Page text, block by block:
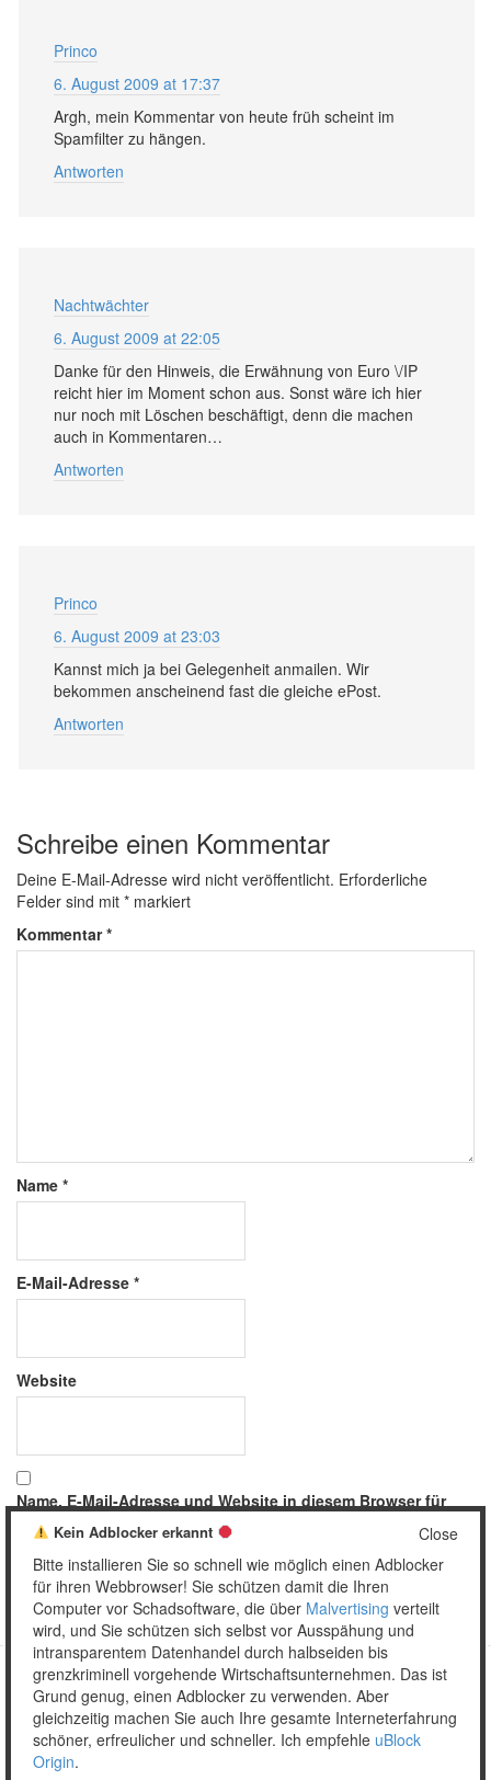
Princo
6. August 2009 at 17:37
Argh, mein Kommentar von heute früh scheint im
Spamfilter zu hängen.
Antworten
Nachtwächter
6. August 2009 at 22:05
Danke für den Hinweis, die Erwähnung von Euro \/IP
reicht hier im Moment schon aus. Sonst wäre ich hier
nur noch mit Löschen beschäftigt, denn die machen
auch in Kommentaren…
Antworten
Princo
6. August 2009 at 23:03
Kannst mich ja bei Gelegenheit anmailen. Wir
bekommen anscheinend fast die gleiche ePost.
Antworten
Schreibe einen Kommentar
Deine E-Mail-Adresse wird nicht veröffentlicht. Erforderliche
Felder sind mit * markiert
Kommentar*
Name *
E-Mail-Adresse *
Website
Name, E-Mail-Adresse und Website in diesem Browser für
meinen nächsten Kommentar speichern.
Copyright © 2026 Unser täglich Spam.
MobileWordPress Theme by themehall.com
Close
Kein Adblocker erkannt
Bitte installieren Sie so schnell wie möglich einen Adblocker
für ihren Webbrowser! Sie schützen damit die Ihren
Computer vor Schadsoftware, die über Malvertising verteilt
wird, und Sie schützen sich selbst vor Ausspähung und
intransparentem Datenhandel durch halbseiden bis
grenzkriminell vorgehende Wirtschaftsunternehmen. Das ist
Grund genug, einen Adblocker zu verwenden. Aber
gleichzeitig machen Sie auch Ihre gesamte Interneterfahrung
schöner, erfreulicher und schneller. Ich empfehle uBlock
Origin.